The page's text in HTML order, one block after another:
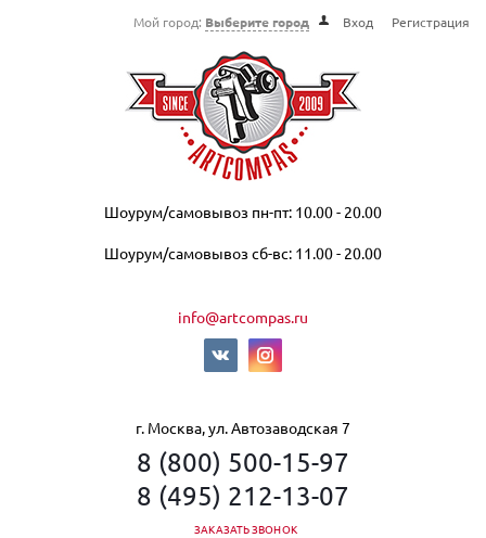
Мой город: Выберите город Вход Регистрация
Шоурум/самовывоз пн-пт: 10.00 - 20.00
Шоурум/самовывоз сб-вс: 11.00 - 20.00
info@artcompas.ru
г. Москва, ул. Автозаводская 7
8 (800) 500-15-97
8 (495) 212-13-07
ЗАКАЗАТЬ ЗВОНОК